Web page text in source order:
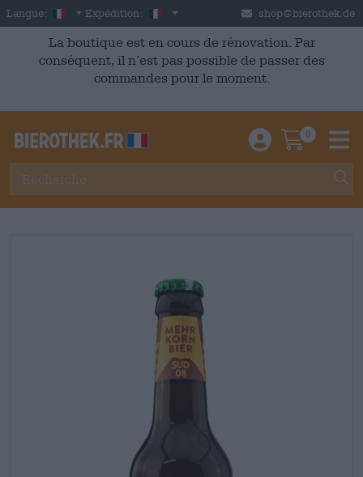
Skip to main content
Langue: French
Expédition: France shop@bierothek.de
La boutique est en cours de rénovation. Par
conséquent, il n’est pas possible de passer des
commandes pour le moment.
Einloggen /
0